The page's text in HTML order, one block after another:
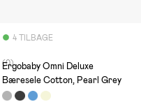
4 TILBAGE
(0)
Ergobaby Omni Deluxe
Bæresele Cotton, Pearl Grey